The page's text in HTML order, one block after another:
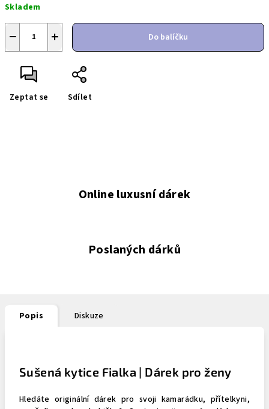
cena:
Skladem
+
− Do balíčku
Zeptat se Sdílet
Online luxusní dárek
Poslaných dárků
Popis Diskuze
Sušená kytice Fialka | Dárek pro ženy
Hledáte originální dárek pro svoji kamarádku, přítelkyni,